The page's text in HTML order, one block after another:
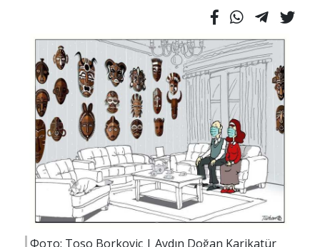
Фото: Toso Borkovic | Aydın Doğan Karikatür